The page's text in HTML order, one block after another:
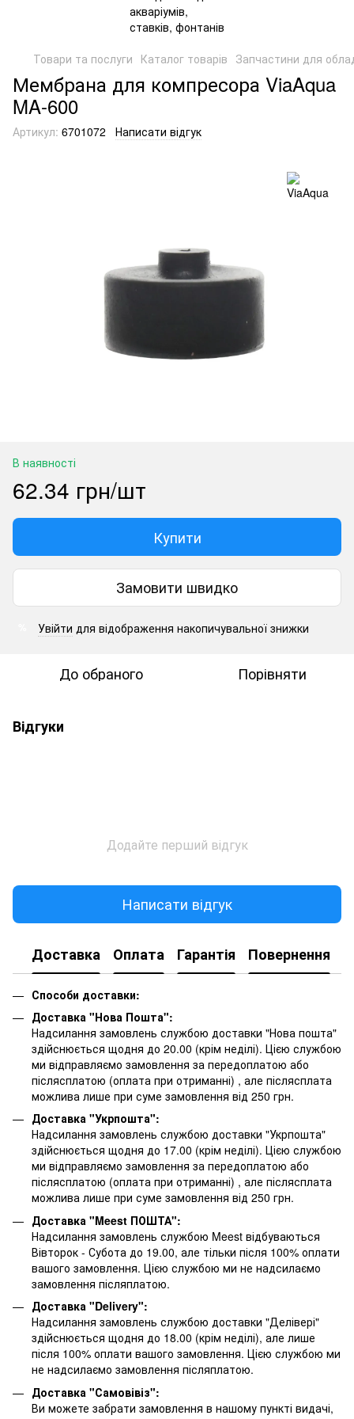
Товари та послуги Каталог товарів Запчастини для
Мембрана для компресора ViaAqua
MA-600
Артикул: 6701072 Написати відгук
В наявності
62.34 грн/шт
Купити
Замовити швидко
Увійти для відображення накопичувальної знижки
До обраного Порівняти
Відгуки
Додайте перший відгук
Написати відгук
Доставка Оплата Гарантія Повернення
Способи доставки:
Доставка "Нова Пошта":
Надсилання замовлень службою доставки "Нова пошта"
здійснюється щодня до 20.00 (крім неділі). Цією службою
ми відправляємо замовлення за передоплатою або
післясплатою (оплата при отриманні) , але післясплата
можлива лише при суме замовлення від 250 грн.
Доставка "Укрпошта":
Надсилання замовлень службою доставки "Укрпошта"
здійснюється щодня до 17.00 (крім неділі). Цією службою
ми відправляємо замовлення за передоплатою або
післясплатою (оплата при отриманні) , але післясплата
можлива лише при суме замовлення від 250 грн.
Доставка "Meest ПОШТА":
Надсилання замовлень службою Meest відбуваються
Вівторок - Субота до 19.00, але тільки після 100% оплати
вашого замовлення. Цією службою ми не надсилаємо
замовлення післяплатою.
Доставка "Delivery":
Надсилання замовлень службою доставки "Делівері"
здійснюється щодня до 18.00 (крім неділі), але лише
після 100% оплати вашого замовлення. Цією службою ми
не надсилаємо замовлення післяплатою.
Доставка "Самовівіз":
Ви можете забрати замовлення в нашому пункті видачі,